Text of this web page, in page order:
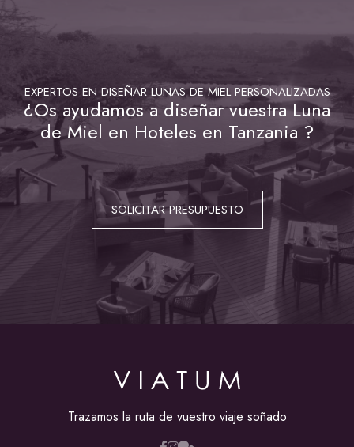
EXPERTOS EN DISEÑAR LUNAS DE MIEL PERSONALIZADAS
¿Os ayudamos a diseñar vuestra Luna
de Miel en Hoteles en Tanzania ?
SOLICITAR PRESUPUESTO
Trazamos la ruta de vuestro viaje soñado